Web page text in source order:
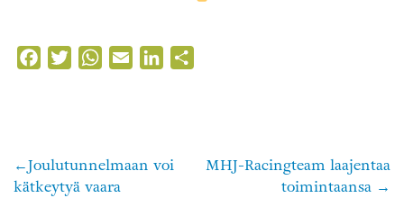
FacebookTwitterWhatsApp
Email LinkedIn
Artikkelien
Joulutunnelmaan voi
kätkeytyä vaara
MHJ-Racingteam laajentaa
toimintaansa